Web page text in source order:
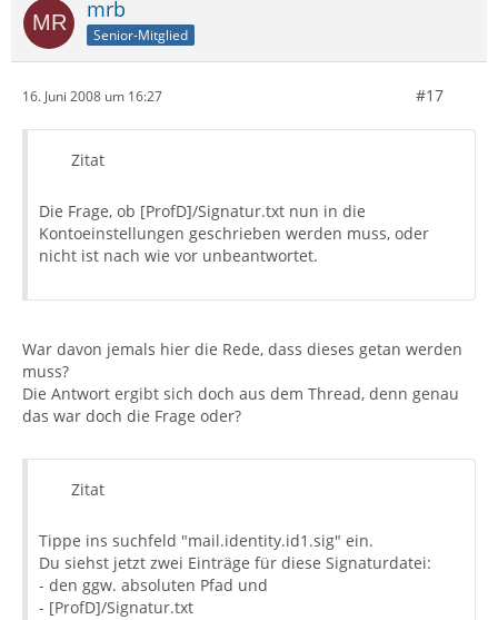
mrb
Senior-Mitglied
16. Juni 2008 um 16:27 #17
Zitat
Die Frage, ob [ProfD]/Signatur.txt nun in die
Kontoeinstellungen geschrieben werden muss, oder
nicht ist nach wie vor unbeantwortet.
War davon jemals hier die Rede, dass dieses getan werden
muss?
Die Antwort ergibt sich doch aus dem Thread, denn genau
das war doch die Frage oder?
Zitat
Tippe ins suchfeld "mail.identity.id1.sig" ein.
Du siehst jetzt zwei Einträge für diese Signaturdatei:
- den ggw. absoluten Pfad und
- [ProfD]/Signatur.txt